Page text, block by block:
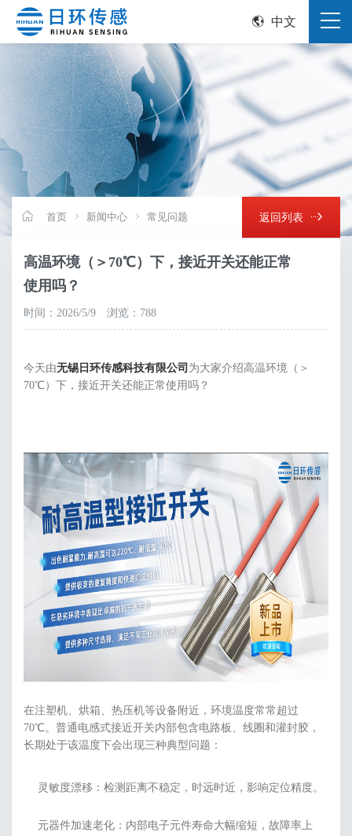
中文
首页 新闻中心 常见问题 返回列表
高温环境（＞70℃）下，接近开关还能正常
使用吗？
时间：2026/5/9 浏览：788
今天由无锡日环传感科技有限公司 为大家介绍高温环境（＞
70℃）下，接近开关还能正常使用吗？
在注塑机、烘箱、热压机等设备附近，环境温度常常超过
70℃。普通电感式接近开关内部包含电路板、线圈和灌封胶，
长期处于该温度下会出现三种典型问题：
灵敏度漂移：检测距离不稳定，时远时近，影响定位精度。
元器件加速老化：内部电子元件寿命大幅缩短，故障率上